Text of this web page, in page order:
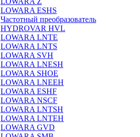
LOWARA ESHS
Частотный преобразователь
HYDROVAR HVL
LOWARA LNTE
LOWARA LNTS
LOWARA SVH
LOWARA LNESH
LOWARA SHOE
LOWARA LNEEH
LOWARA ESHF
LOWARA NSCF
LOWARA LNTSH
LOWARA LNTEH
LOWARA GVD